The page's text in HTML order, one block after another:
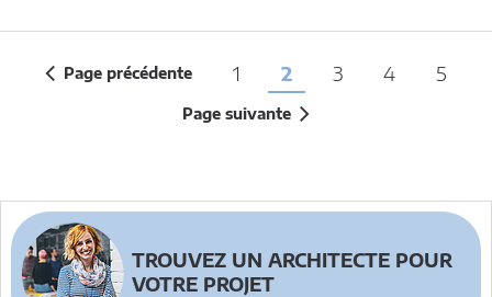
Page précédente 1 2 3 4 5
Page suivante
TROUVEZ UN ARCHITECTE POUR
VOTRE PROJET